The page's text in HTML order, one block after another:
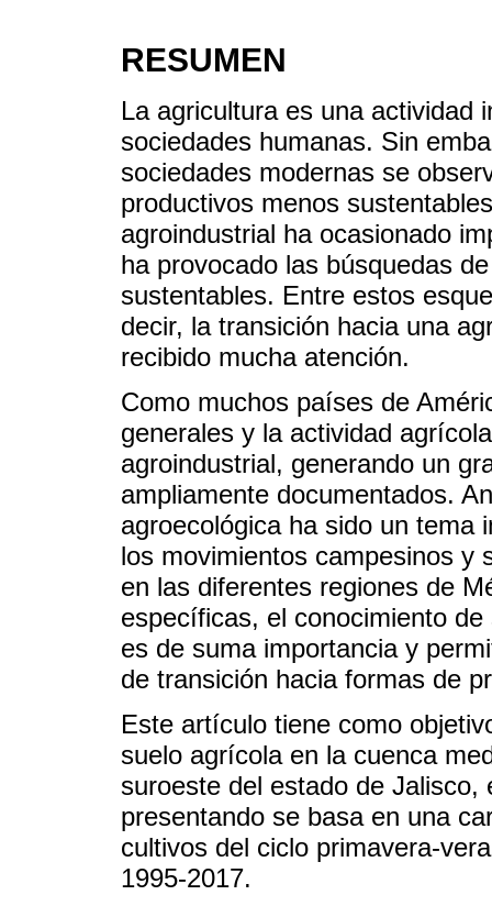
RESUMEN
La agricultura es una actividad
sociedades humanas. Sin
sociedades modernas se
productivos menos
agroindustrial ha ocasionado
ha provocado las búsquedas
sustentables. Entre estos
decir, la transición hacia una
recibido mucha atención.
Como muchos países de
generales y la actividad
agroindustrial, generando un
ampliamente documentados.
agroecológica ha sido un tema
los movimientos campesinos y
en las diferentes regiones de
específicas, el conocimiento
es de suma importancia y
de transición hacia formas de
Este artículo tiene como
suelo agrícola en la cuenca
suroeste del estado de
presentando se basa en una
cultivos del ciclo primavera-
1995-2017.